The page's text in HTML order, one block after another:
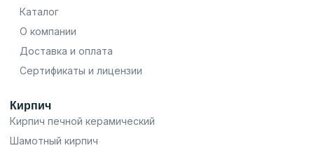
Каталог
О компании
Доставка и оплата
Сертификаты и лицензии
Кирпич
Кирпич печной керамический
Шамотный кирпич